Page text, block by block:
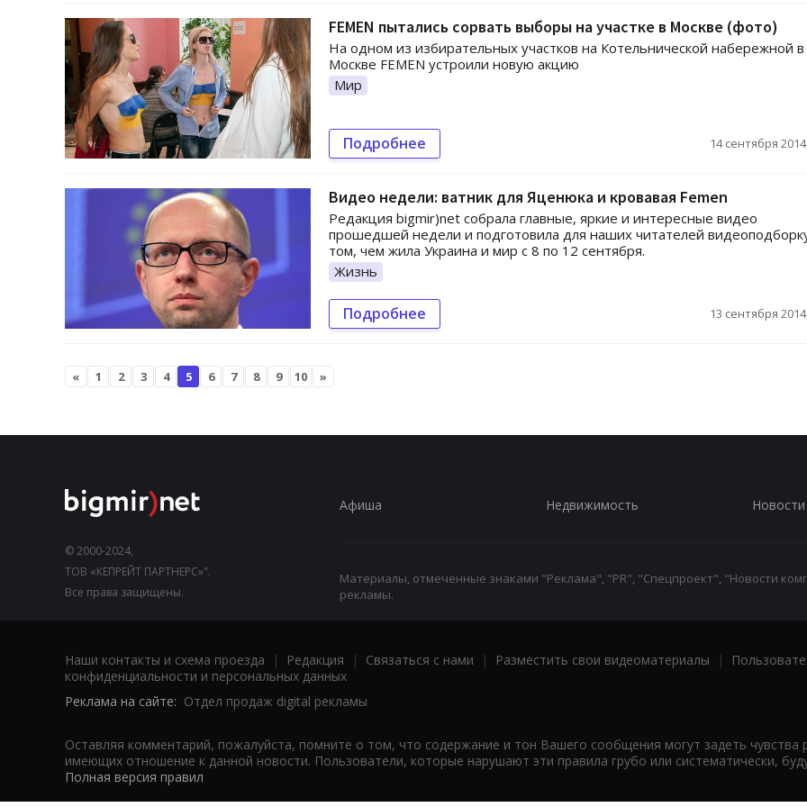
FEMEN пытались сорвать выборы на участке в Москве (фото)
На одном из избирательных участков на Котельнической набережной в
Москве FEMEN устроили новую акцию
Мир
Подробнее 14 сентября
Видео недели: ватник для Яценюка и кровавая Femen
Редакция bigmir)net собрала главные, яркие и интересные видео
прошедшей недели и подготовила для наших читателей
том, чем жила Украина и мир с 8 по 12 сентября.
Жизнь
Подробнее 13 сентября
« 1 2 3 4 5 6 7 8 9 10 »
© 2000-2024,
ТОВ «КЕПРЕЙТ ПАРТНЕРС»".
Все права защищены.
Афиша Недвижимость Новости
Материалы, отмеченные знаками "Реклама", "PR", "Спецпроект", "Новости
рекламы.
Наши контакты и схема проезда | Редакция | Связаться с нами | Разместить свои видеоматериалы |
конфиденциальности и персональных данных
Реклама на сайте: Отдел продаж digital рекламы
Оставляя комментарий, пожалуйста, помните о том, что содержание и тон Вашего сообщения могут задеть чувства
имеющих отношение к данной новости. Пользователи, которые нарушают эти правила грубо или систематически,
Полная версия правил